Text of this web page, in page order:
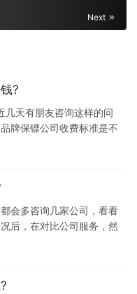
Next
?
几天有朋友咨询这样的问
牌保镖公司收费标准是不
会多咨询几家公司，看看
后，在对比公司服务，然